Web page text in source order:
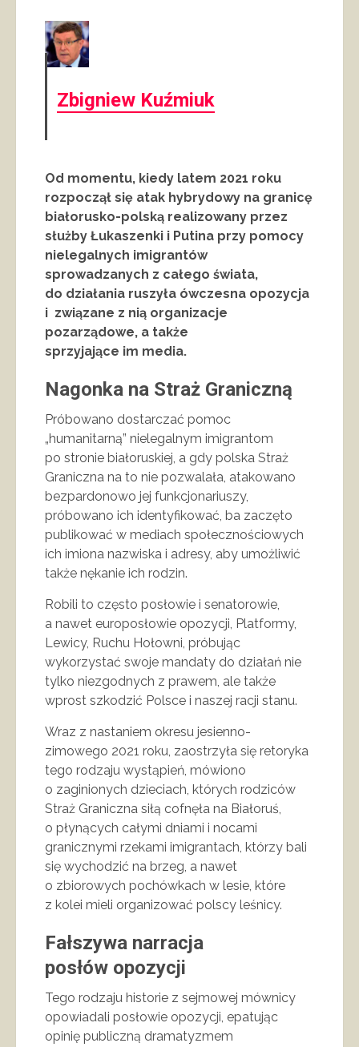
Zbigniew Kuźmiuk
Od momentu, kiedy latem 2021 roku
rozpoczął się atak hybrydowy na granicę
białorusko-polską realizowany przez
służby Łukaszenki i Putina przy pomocy
nielegalnych imigrantów
sprowadzanych z całego świata,
do działania ruszyła ówczesna opozycja
i związane z nią organizacje
pozarządowe, a także
sprzyjające im media.
Nagonka na Straż Graniczną
Próbowano dostarczać pomoc
„humanitarną” nielegalnym imigrantom
po stronie białoruskiej, a gdy polska Straż
Graniczna na to nie pozwalała, atakowano
bezpardonowo jej funkcjonariuszy,
próbowano ich identyfikować, ba zaczęto
publikować w mediach społecznościowych
ich imiona nazwiska i adresy, aby umożliwić
także nękanie ich rodzin.
Robili to często posłowie i senatorowie,
a nawet europosłowie opozycji, Platformy,
Lewicy, Ruchu Hołowni, próbując
wykorzystać swoje mandaty do działań nie
tylko niezgodnych z prawem, ale także
wprost szkodzić Polsce i naszej racji stanu.
Wraz z nastaniem okresu jesienno-
zimowego 2021 roku, zaostrzyła się retoryka
tego rodzaju wystąpień, mówiono
o zaginionych dzieciach, których rodziców
Straż Graniczna siłą cofnęła na Białoruś,
o płynących całymi dniami i nocami
granicznymi rzekami imigrantach, którzy bali
się wychodzić na brzeg, a nawet
o zbiorowych pochówkach w lesie, które
z kolei mieli organizować polscy leśnicy.
Fałszywa narracja
posłów opozycji
Tego rodzaju historie z sejmowej mównicy
opowiadali posłowie opozycji, epatując
opinię publiczną dramatyzmem